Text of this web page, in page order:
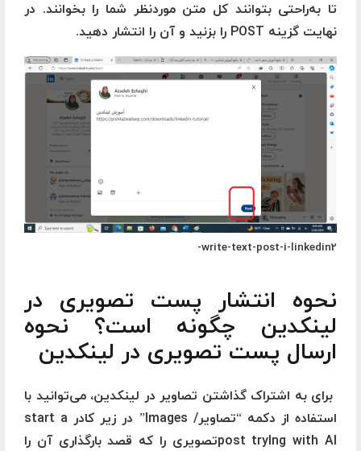
تا به‌راحتی بتوانند کل متن موردنظر شما را بخوانند. در
نهایت گزینه POST را بزنید و آن را انتشار دهید.
write-text-post-i-linkedin2-
نحوه انتشار پست تصویری در
لینکدین چگونه است؟ نحوه
ارسال پست تصویری در لینکدین
برای به اشتراک گذاشتن تصاویر در لینکدین، می‌توانید با
استفاده از دکمه “تصاویر/ Images” در زیر کادر start a
post tryIng with AIتصویری را که قصد بارگذاری آن را